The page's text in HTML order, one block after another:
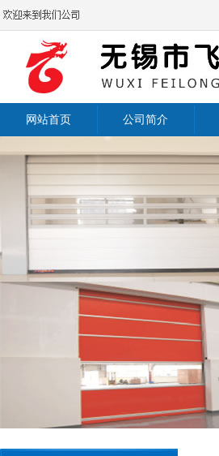
网站首页 公司简介